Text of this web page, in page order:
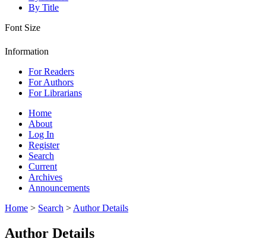
By Title
Font Size
Information
For Readers
For Authors
For Librarians
Home
About
Log In
Register
Search
Current
Archives
Announcements
Home > Search > Author Details
Author Details